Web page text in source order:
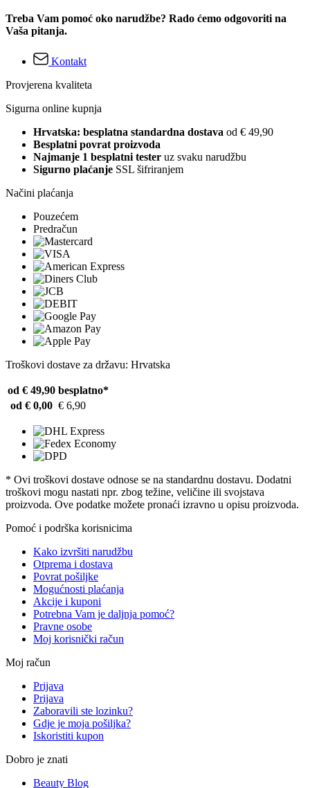
Treba Vam pomoć oko narudžbe? Rado ćemo odgovoriti na
Vaša pitanja.
Kontakt
Provjerena kvaliteta
Sigurna online kupnja
Hrvatska: besplatna standardna dostava od € 49,90
Besplatni povrat proizvoda
Najmanje 1 besplatni tester uz svaku narudžbu
Sigurno plaćanje SSL šifriranjem
Načini plaćanja
Pouzećem
Predračun
Troškovi dostave za državu: Hrvatska
od € 49,90 besplatno*
od € 0,00 € 6,90
* Ovi troškovi dostave odnose se na standardnu ​​dostavu. Dodatni
troškovi mogu nastati npr. zbog težine, veličine ili svojstava
proizvoda. Ove podatke možete pronaći izravno u opisu proizvoda.
Pomoć i podrška korisnicima
Kako izvršiti narudžbu
Otprema i dostava
Povrat pošiljke
Mogućnosti plaćanja
Akcije i kuponi
Potrebna Vam je daljnja pomoć?
Pravne osobe
Moj korisnički račun
Moj račun
Prijava
Prijava
Zaboravili ste lozinku?
Gdje je moja pošiljka?
Iskoristiti kupon
Dobro je znati
Beauty Blog